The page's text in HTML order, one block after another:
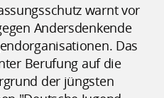
warnt vor
Andersdenkende
Das
Berufung auf die
der jüngsten